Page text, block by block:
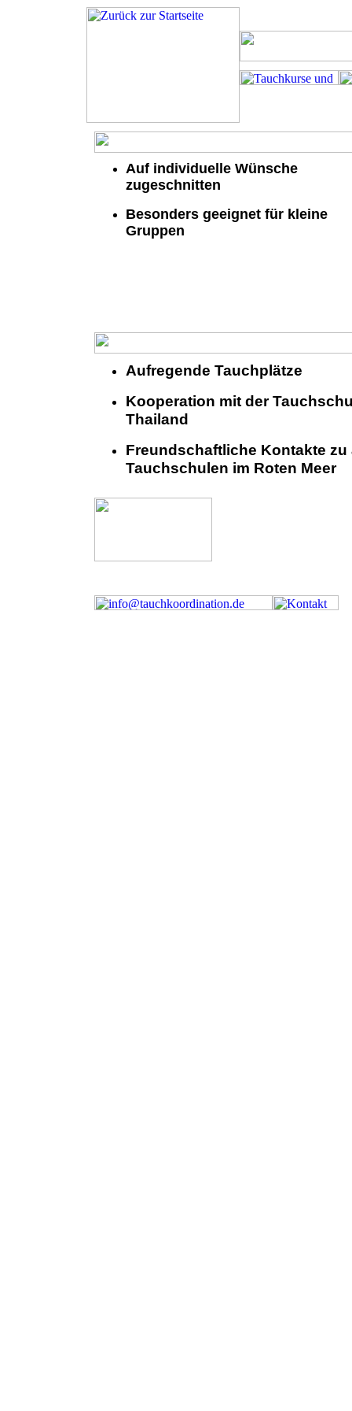
Auf individuelle Wünsche
zugeschnitten
Besonders geeignet für kleine
Gruppen
Aufregende Tauchplätze
Kooperation mit der
Thailand
Freundschaftliche Kontakte
Tauchschulen im Roten Meer